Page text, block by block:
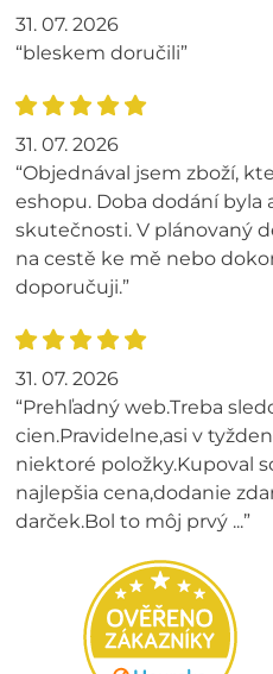
31. 07. 2026
“bleskem doručili”
31. 07. 2026
“Objednával jsem zboží,
eshopu. Doba dodání byla
skutečnosti. V plánovaný
na cestě ke mě nebo
doporučuji.”
31. 07. 2026
“Prehľadný web.Treba
cien.Pravidelne,asi v
niektoré položky.Kupoval
najlepšia cena,dodanie
darček.Bol to môj prvý ...”